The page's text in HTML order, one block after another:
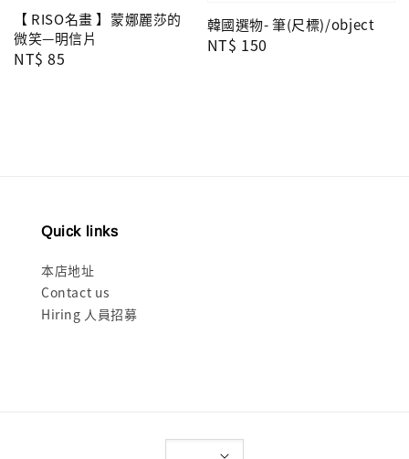
【 RISO名畫 】蒙娜麗莎的
微笑—明信片
Regular
NT$ 85
韓國選物- 筆(尺標)/object
Regular
NT$ 150
Quick links
本店地址
Contact us
Hiring 人員招募